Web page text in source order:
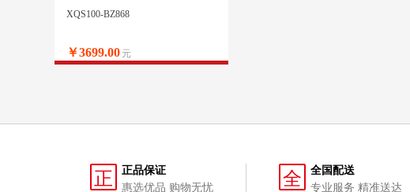
XQS100-BZ868
￥3699.00 元
正
正品保证
惠选优品 购物无忧
全
全国配送
专业服务 精准送达